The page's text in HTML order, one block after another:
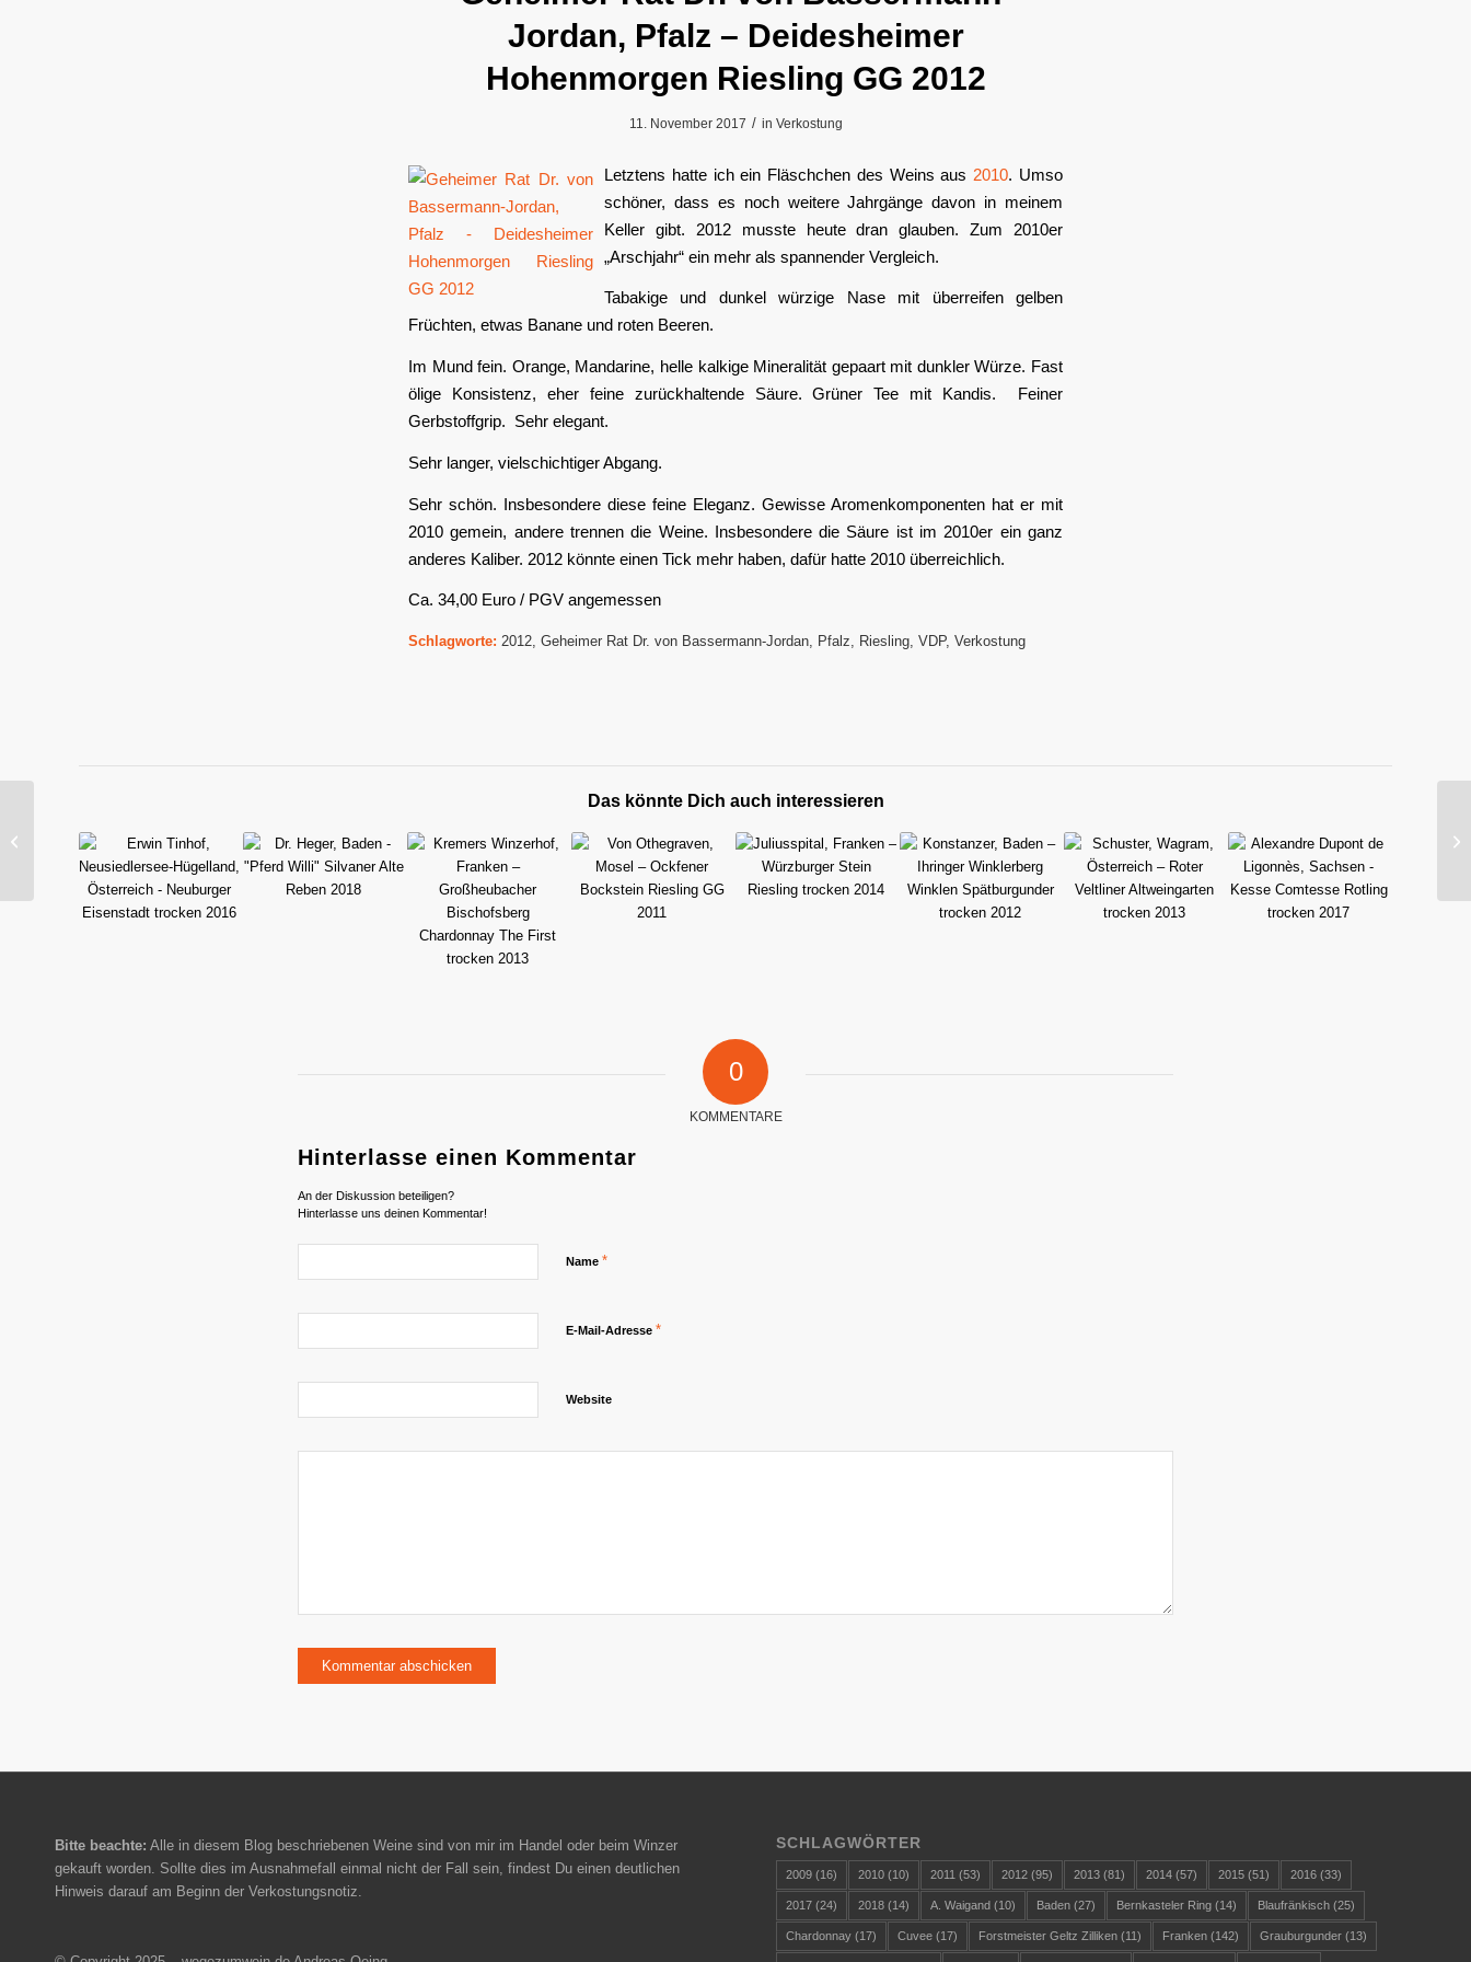
Jordan, Pfalz – Deidesheimer
Hohenmorgen Riesling GG 2012
11. November 2017 / in Verkostung
Letztens hatte ich ein Fläschchen des Weins aus 2010. Umso
schöner, dass es noch weitere Jahrgänge davon in meinem
Keller gibt. 2012 musste heute dran glauben. Zum 2010er
„Arschjahr“ ein mehr als spannender Vergleich.
Tabakige und dunkel würzige Nase mit überreifen gelben
Früchten, etwas Banane und roten Beeren.
Im Mund fein. Orange, Mandarine, helle kalkige Mineralität gepaart mit dunkler Würze. Fast
ölige Konsistenz, eher feine zurückhaltende Säure. Grüner Tee mit Kandis. Feiner
Gerbstoffgrip. Sehr elegant.
Sehr langer, vielschichtiger Abgang.
Sehr schön. Insbesondere diese feine Eleganz. Gewisse Aromenkomponenten hat er mit
2010 gemein, andere trennen die Weine. Insbesondere die Säure ist im 2010er ein ganz
anderes Kaliber. 2012 könnte einen Tick mehr haben, dafür hatte 2010 überreichlich.
Ca. 34,00 Euro / PGV angemessen
Schlagworte: 2012 Geheimer Rat Dr. von Bassermann-Jordan Pfalz Riesling VDP, Verkostung
Das könnte Dich auch interessieren
0
KOMMENTARE
Hinterlasse einen Kommentar
An der Diskussion beteiligen?
Hinterlasse uns deinen Kommentar!
Name *
E-Mail-Adresse *
Website
Bitte beachte: Alle in diesem Blog beschriebenen Weine sind von mir im Handel oder beim Winzer
gekauft worden. Sollte dies im Ausnahmefall einmal nicht der Fall sein, findest Du einen deutlichen
Hinweis darauf am Beginn der Verkostungsnotiz.
SCHLAGWÖRTER
2009 (16) 2010 (10) 2011 (53) 2012 (95) 2013 (81) 2014 (57) 2015 (51) 2016 (33)
2017 (24) 2018 (14) A. Waigand (10) Baden (27) Bernkasteler Ring (14) Blaufränkisch (25)
Chardonnay (17) Cuvee (17) Forstmeister Geltz Zilliken (11) Franken (142) Grauburgunder (13)
Rödelseer
Küchenmeister
Sylvaner trocken 2014